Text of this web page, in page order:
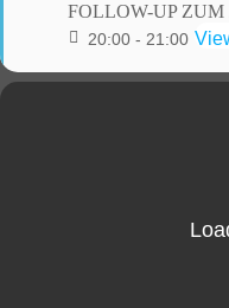
FOLLOW-UP ZUM
20:00 - 21:00